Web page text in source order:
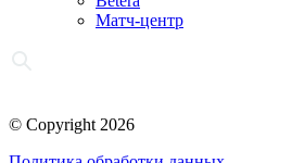
Матч-центр
© Copyright 2026